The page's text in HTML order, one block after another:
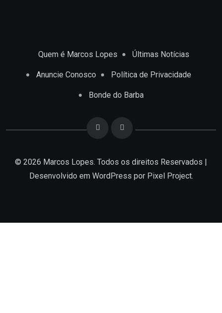
Quem é Marcos Lopes Últimas Notícias
Anuncie Conosco Política de Privacidade
Bonde do Barba
© 2026 Marcos Lopes. Todos os direitos Reservados |
Desenvolvido em WordPress por Pixel Project.